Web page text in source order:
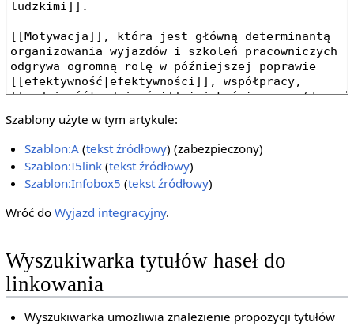
Szablony użyte w tym artykule:
Szablon:A (tekst źródłowy) (zabezpieczony)
Szablon:I5link (tekst źródłowy)
Szablon:Infobox5 (tekst źródłowy)
Wróć do Wyjazd integracyjny.
Wyszukiwarka tytułów haseł do
linkowania
Wyszukiwarka umożliwia znalezienie propozycji tytułów